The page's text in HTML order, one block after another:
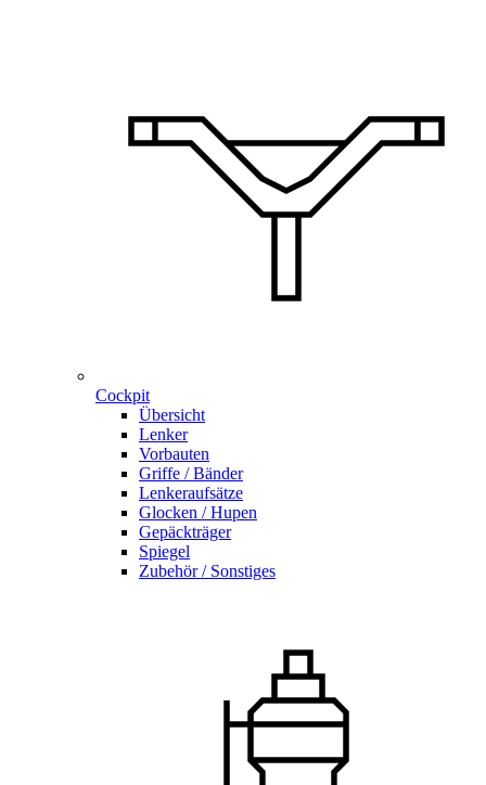
Cockpit
Übersicht
Lenker
Vorbauten
Griffe / Bänder
Lenkeraufsätze
Glocken / Hupen
Gepäckträger
Spiegel
Zubehör / Sonstiges